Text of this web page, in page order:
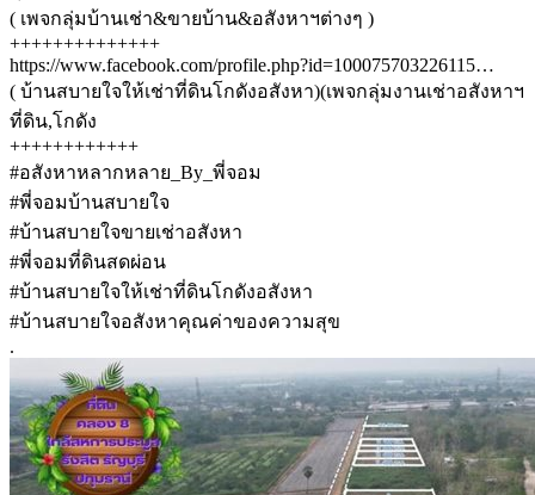
( เพจกลุ่มบ้านเช่า&ขายบ้าน&อสังหาฯต่างๆ )
++++++++++++++
https://www.facebook.com/profile.php?id=100075703226115…
( บ้านสบายใจให้เช่าที่ดินโกดังอสังหา)(เพจกลุ่มงานเช่าอสังหาฯ
ที่ดิน,โกดัง
++++++++++++
#อสังหาหลากหลาย_By_พี่จอม
#พี่จอมบ้านสบายใจ
#บ้านสบายใจขายเช่าอสังหา
#พี่จอมที่ดินสดผ่อน
#บ้านสบายใจให้เช่าที่ดินโกดังอสังหา
#บ้านสบายใจอสังหาคุณค่าของความสุข
.